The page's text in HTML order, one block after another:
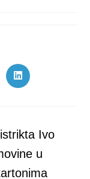
Opens
in
Ivo
u